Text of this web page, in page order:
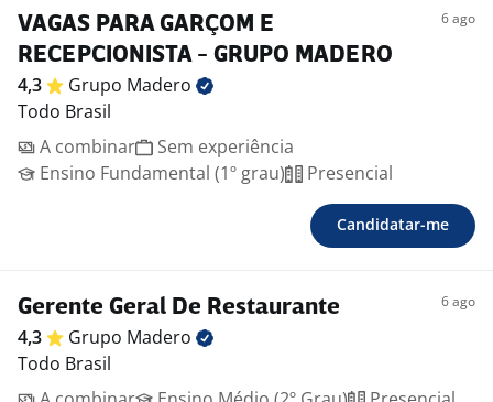
VAGAS PARA GARÇOM E
RECEPCIONISTA - GRUPO MADERO
6 ago
4,3 Grupo Madero
Todo Brasil
A combinar
Sem experiência
Ensino Fundamental (1º grau)
Presencial
Candidatar-me
Gerente Geral De Restaurante 6 ago
4,3 Grupo Madero
Todo Brasil